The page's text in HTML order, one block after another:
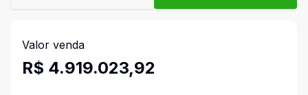
Valor venda
R$ 4.919.023,92